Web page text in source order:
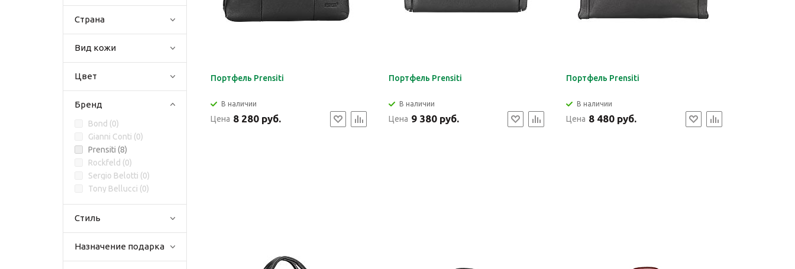
Страна
Вид кожи
Цвет
Бренд
Bond (0)
Gianni Conti (0)
Prensiti (8)
Rockfeld (0)
Sergio Belotti (0)
Tony Bellucci (0)
Стиль
Назначение подарка
Портфель Prensiti
В наличии
Цена 8 280 руб.
Портфель Prensiti
В наличии
Цена 9 380 руб.
Портфель Prensiti
В наличии
Цена 8 480 руб.